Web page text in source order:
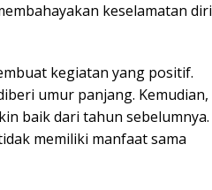
keselamatan diri
kegiatan yang positif.
umur panjang. Kemudian,
baik dari tahun sebelumnya.
memiliki manfaat sama